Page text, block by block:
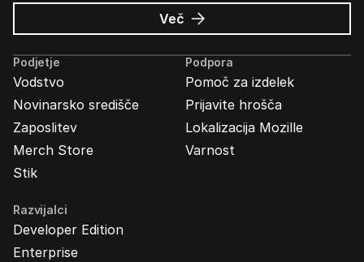
Več o
Oglasi
Mozilla
Podjetje
Vodstvo
Novinarsko središče
Zaposlitev
Merch Store
Stik
Podpora
Pomoč za izdelek
Prijavite hrošča
Lokalizacija Mozille
Varnost
Razvijalci
Developer Edition
Enterprise